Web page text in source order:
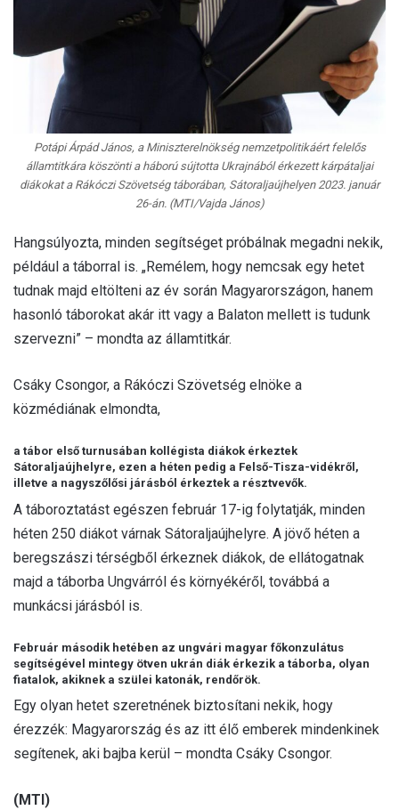
Potápi Árpád János, a Miniszterelnökség nemzetpolitikáért felelős
államtitkára köszönti a háború sújtotta Ukrajnából érkezett kárpátaljai
diákokat a Rákóczi Szövetség táborában, Sátoraljaújhelyen 2023. január
26-án. (MTI/Vajda János)
Hangsúlyozta, minden segítséget próbálnak megadni nekik,
például a táborral is. „Remélem, hogy nemcsak egy hetet
tudnak majd eltölteni az év során Magyarországon, hanem
hasonló táborokat akár itt vagy a Balaton mellett is tudunk
szervezni” – mondta az államtitkár.
Csáky Csongor, a Rákóczi Szövetség elnöke a
közmédiának elmondta,
a tábor első turnusában kollégista diákok érkeztek
Sátoraljaújhelyre, ezen a héten pedig a Felső-Tisza-vidékről,
illetve a nagyszőlősi járásból érkeztek a résztvevők.
A táboroztatást egészen február 17-ig folytatják, minden
héten 250 diákot várnak Sátoraljaújhelyre. A jövő héten a
beregszászi térségből érkeznek diákok, de ellátogatnak
majd a táborba Ungvárról és környékéről, továbbá a
munkácsi járásból is.
Február második hetében az ungvári magyar főkonzulátus
segítségével mintegy ötven ukrán diák érkezik a táborba, olyan
fiatalok, akiknek a szülei katonák, rendőrök.
Egy olyan hetet szeretnének biztosítani nekik, hogy
érezzék: Magyarország és az itt élő emberek mindenkinek
segítenek, aki bajba kerül – mondta Csáky Csongor.
(MTI)